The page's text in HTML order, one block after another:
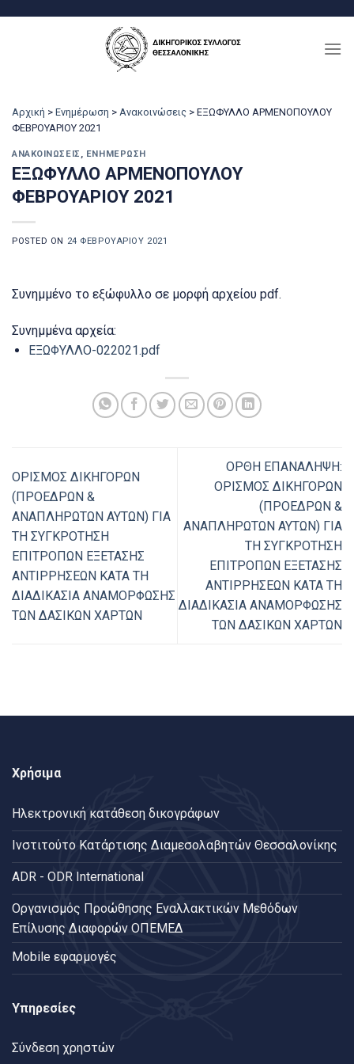
Αρχική > Ενημέρωση > Ανακοινώσεις > ΕΞΩΦΥΛΛΟ ΑΡΜΕΝΟΠΟΥΛΟΥ
ΦΕΒΡΟΥΑΡΙΟΥ 2021
ΑΝΑΚΟΙΝΏΣΕΙΣ , ΕΝΗΜΈΡΩΣΗ
ΕΞΩΦΥΛΛΟ ΑΡΜΕΝΟΠΟΥΛΟΥ
ΦΕΒΡΟΥΑΡΙΟΥ 2021
POSTED ON 24 ΦΕΒΡΟΥΑΡΊΟΥ 2021
Συνημμένο το εξώφυλλο σε μορφή αρχείου pdf.
Συνημμένα αρχεία:
ΕΞΩΦΥΛΛΟ-022021.pdf
ΟΡΙΣΜΟΣ ΔΙΚΗΓΟΡΩΝ
(ΠΡΟΕΔΡΩΝ &
ΑΝΑΠΛΗΡΩΤΩΝ ΑΥΤΩΝ) ΓΙΑ
ΤΗ ΣΥΓΚΡΟΤΗΣΗ
ΕΠΙΤΡΟΠΩΝ ΕΞΕΤΑΣΗΣ
ΑΝΤΙΡΡΗΣΕΩΝ ΚΑΤΑ ΤΗ
ΔΙΑΔΙΚΑΣΙΑ ΑΝΑΜΟΡΦΩΣΗΣ
ΤΩΝ ΔΑΣΙΚΩΝ ΧΑΡΤΩΝ
ΟΡΘΗ ΕΠΑΝΑΛΗΨΗ:
ΟΡΙΣΜΟΣ ΔΙΚΗΓΟΡΩΝ
(ΠΡΟΕΔΡΩΝ &
ΑΝΑΠΛΗΡΩΤΩΝ ΑΥΤΩΝ) ΓΙΑ
ΤΗ ΣΥΓΚΡΟΤΗΣΗ
ΕΠΙΤΡΟΠΩΝ ΕΞΕΤΑΣΗΣ
ΑΝΤΙΡΡΗΣΕΩΝ ΚΑΤΑ ΤΗ
ΔΙΑΔΙΚΑΣΙΑ ΑΝΑΜΟΡΦΩΣΗΣ
ΤΩΝ ΔΑΣΙΚΩΝ ΧΑΡΤΩΝ
Χρήσιμα
Ηλεκτρονική κατάθεση δικογράφων
Ινστιτούτο Κατάρτισης Διαμεσολαβητών Θεσσαλονίκης
ADR - ODR International
Oργανισμός Προώθησης Εναλλακτικών Μεθόδων
Επίλυσης Διαφορών ΟΠΕΜΕΔ
Mobile εφαρμογές
Υπηρεσίες
Σύνδεση χρηστών